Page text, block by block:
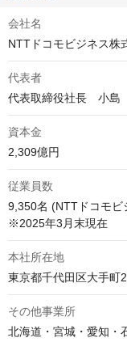
会社名
NTTドコモビジネス株
代表者
代表取締役社長　小島
資本金
2,309億円
従業員数
9,350名 (NTTドコモビ
※2025年3月末現在
本社所在地
東京都千代田区大手町
その他事業所
北海道・宮城・愛知・